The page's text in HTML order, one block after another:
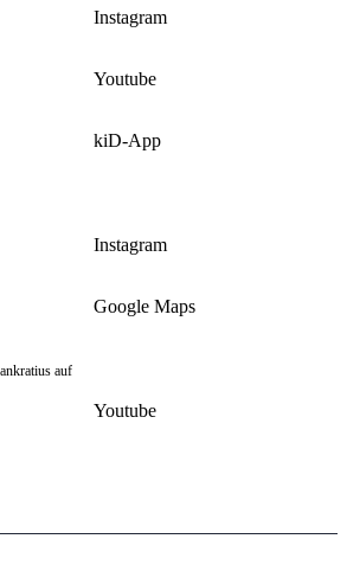
Instagram
Youtube
kiD-App
Instagram
Google Maps
auf
Youtube